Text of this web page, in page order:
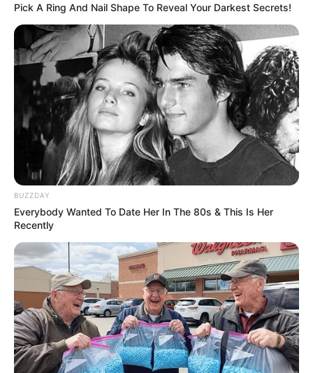
From Baddies To Sweethearts: These 9 Actresses
Can Do It All
BRAINBERRIES
Scientists Happened Upon The Most Terrifying
Discovery
Pick A Ring And Nail Shape To Reveal Your Darkest Secrets!
BUZZDAY
Everybody Wanted To Date Her In The 80s & This Is Her
Recently